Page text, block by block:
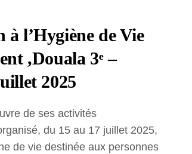
à l’Hygiène de Vie
,Douala 3ᵉ –
2025
de ses activités
du 15 au 17 juillet 2025,
de vie destinée aux personnes